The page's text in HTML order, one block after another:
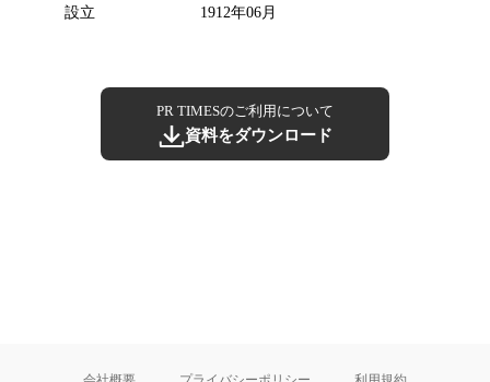
設立
1912年06月
PR TIMESのご利用について
資料をダウンロード